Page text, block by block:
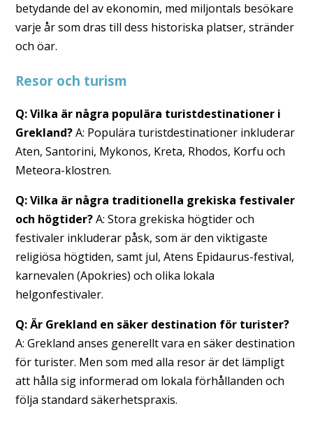
betydande del av ekonomin, med miljontals besökare
varje år som dras till dess historiska platser, stränder
och öar.
Resor och turism
Q: Vilka är några populära turistdestinationer i
Grekland?A: Populära turistdestinationer inkluderar
Aten, Santorini, Mykonos, Kreta, Rhodos, Korfu och
Meteora-klostren.
Q: Vilka är några traditionella grekiska festivaler
och högtider?A: Stora grekiska högtider och
festivaler inkluderar påsk, som är den viktigaste
religiösa högtiden, samt jul, Atens Epidaurus-festival,
karnevalen (Apokries) och olika lokala
helgonfestivaler.
Q: Är Grekland en säker destination för turister?
A: Grekland anses generellt vara en säker destination
för turister. Men som med alla resor är det lämpligt
att hålla sig informerad om lokala förhållanden och
följa standard säkerhetspraxis.